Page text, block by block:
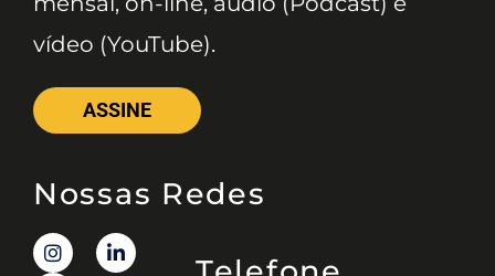
vídeo (YouTube).
ASSINE
Nossas Redes